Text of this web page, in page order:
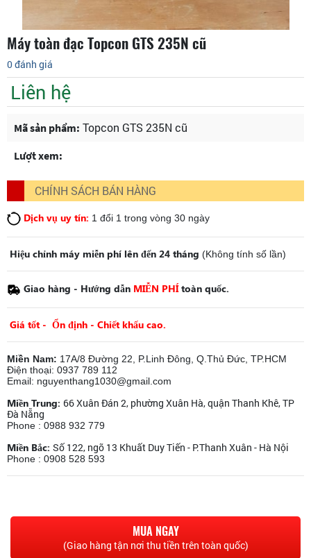
Máy toàn đạc Topcon GTS 235N cũ
0 đánh giá
Liên hệ
Mã sản phẩm: Topcon GTS 235N cũ
Lượt xem:
CHÍNH SÁCH BÁN HÀNG
Dịch vụ uy tín: 1 đổi 1 trong vòng 30 ngày
Hiệu chỉnh máy miễn phí lên đến 24 tháng (Không tính số lần)
Giao hàng - Hướng dẫn MIỄN PHÍtoàn quốc.
Giá tốt - Ổn định - Chiết khấu cao.
Miền Nam: 17A/8 Đường 22, P.Linh Đông, Q.Thủ Đức, TP.HCM
Điện thoại: 0937 789 112
Email: nguyenthang1030@gmail.com
Miền Trung: 66 Xuân Đán 2, phường Xuân Hà, quận Thanh Khê, TP
Đà Nẵng
Phone : 0988 932 779
Miền Bắc: Số 122, ngõ 13 Khuất Duy Tiến - P.Thanh Xuân - Hà Nội
Phone : 0908 528 593
MUA NGAY
(Giao hàng tận nơi thu tiền trên toàn quốc)